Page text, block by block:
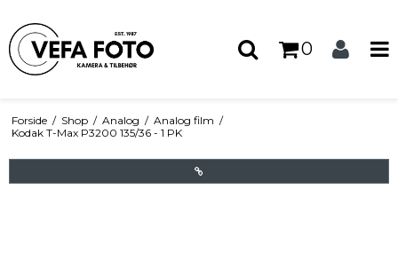
0
Forside / Shop / Analog / Analog film /
Kodak T-Max P3200 135/36 - 1 PK